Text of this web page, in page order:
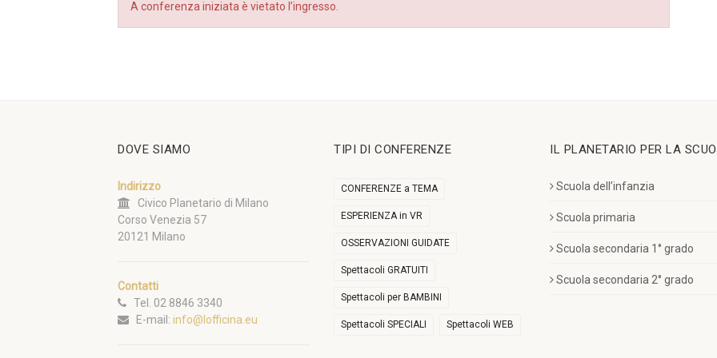
A conferenza iniziata è vietato l’ingresso.
DOVE SIAMO
Indirizzo
Civico Planetario di Milano
Corso Venezia 57
20121 Milano
Contatti
Tel. 02 8846 3340
E-mail: info@lofficina.eu
TIPI DI CONFERENZE
CONFERENZE a TEMA
ESPERIENZA in VR
OSSERVAZIONI GUIDATE
Spettacoli GRATUITI
Spettacoli per BAMBINI
Spettacoli SPECIALI Spettacoli WEB
IL PLANETARIO PER LA
Scuola dell’infanzia
Scuola primaria
Scuola secondaria 1° grado
Scuola secondaria 2° grado